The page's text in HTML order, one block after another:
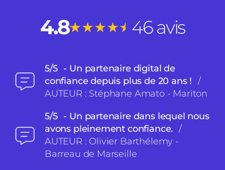
4.8★★★★★ 46 avis
5/5
Un partenaire digital de
confiance depuis plus de 20 ans ! /
AUTEUR : Stéphane Amato - Mariton
5/5
Un partenaire dans lequel nous
avons pleinement confiance. /
AUTEUR : Olivier Barthélemy -
Barreau de Marseille